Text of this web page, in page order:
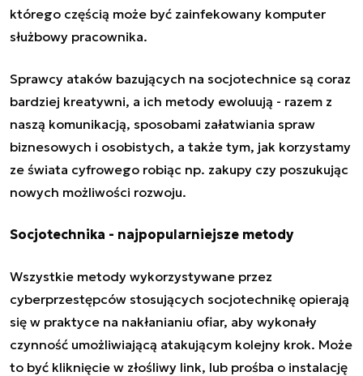
którego częścią może być zainfekowany komputer
służbowy pracownika.
Sprawcy ataków bazujących na socjotechnice są coraz
bardziej kreatywni, a ich metody ewoluują - razem z
naszą komunikacją, sposobami załatwiania spraw
biznesowych i osobistych, a także tym, jak korzystamy
ze świata cyfrowego robiąc np. zakupy czy poszukując
nowych możliwości rozwoju.
Socjotechnika - najpopularniejsze metody
Wszystkie metody wykorzystywane przez
cyberprzestępców stosujących socjotechnikę opierają
się w praktyce na nakłanianiu ofiar, aby wykonały
czynność umożliwiającą atakującym kolejny krok. Może
to być kliknięcie w złośliwy link, lub prośba o instalację